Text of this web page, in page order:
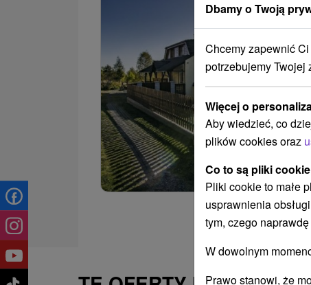
Dbamy o Twoją
Chcemy zapewnić
potrzebujemy Twojej
Więcej o
Aby wiedzieć, co
plików cookies oraz
Co to są pliki
Pliki cookie to małe
usprawnienia
tym, czego
W dowolnym
Prawo stanowi, że